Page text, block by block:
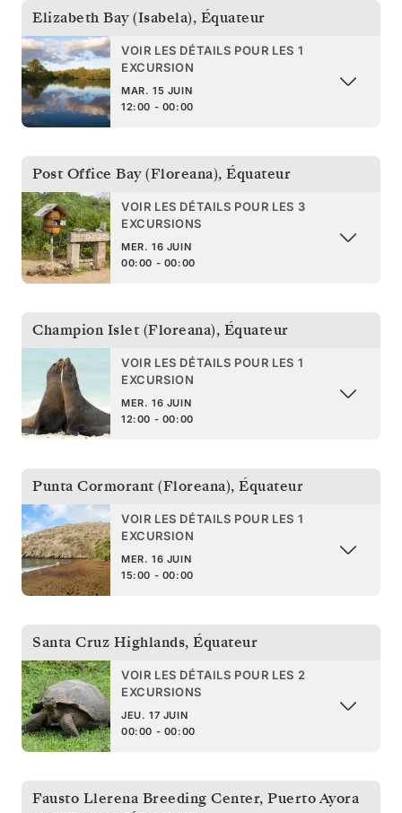
Elizabeth Bay (Isabela), Équateur
VOIR LES DÉTAILS POUR LES 1
EXCURSION
MAR. 15 JUIN
12:00 - 00:00
Post Office Bay (Floreana), Équateur
VOIR LES DÉTAILS POUR LES 3
EXCURSIONS
MER. 16 JUIN
00:00 - 00:00
Champion Islet (Floreana), Équateur
VOIR LES DÉTAILS POUR LES 1
EXCURSION
MER. 16 JUIN
12:00 - 00:00
Punta Cormorant (Floreana), Équateur
VOIR LES DÉTAILS POUR LES 1
EXCURSION
MER. 16 JUIN
15:00 - 00:00
Santa Cruz Highlands, Équateur
VOIR LES DÉTAILS POUR LES 2
EXCURSIONS
JEU. 17 JUIN
00:00 - 00:00
Fausto Llerena Breeding Center, Puerto Ayora